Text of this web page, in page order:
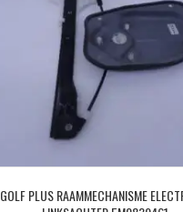
GOLF PLUS RAAMMECHANISME